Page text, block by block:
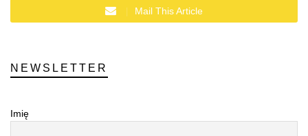
Mail This Article
NEWSLETTER
Imię